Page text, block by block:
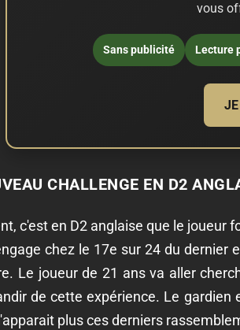
vous
Sans publicité Lecture
CHALLENGE EN D2
c'est en D2 anglaise que le joueur
chez le 17e sur 24 du
Le joueur de 21 ans va aller
de cette expérience. Le gardien
plus ces derniers